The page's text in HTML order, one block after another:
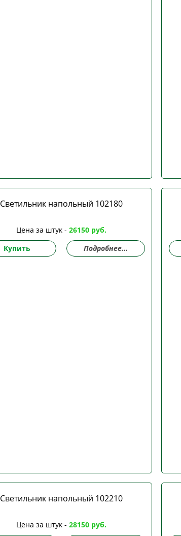
Светильник напольный 102180
Цена за штук - 26150 руб.
Купить
Подробнее...
Светильник напольный 102210
Цена за штук - 28150 руб.